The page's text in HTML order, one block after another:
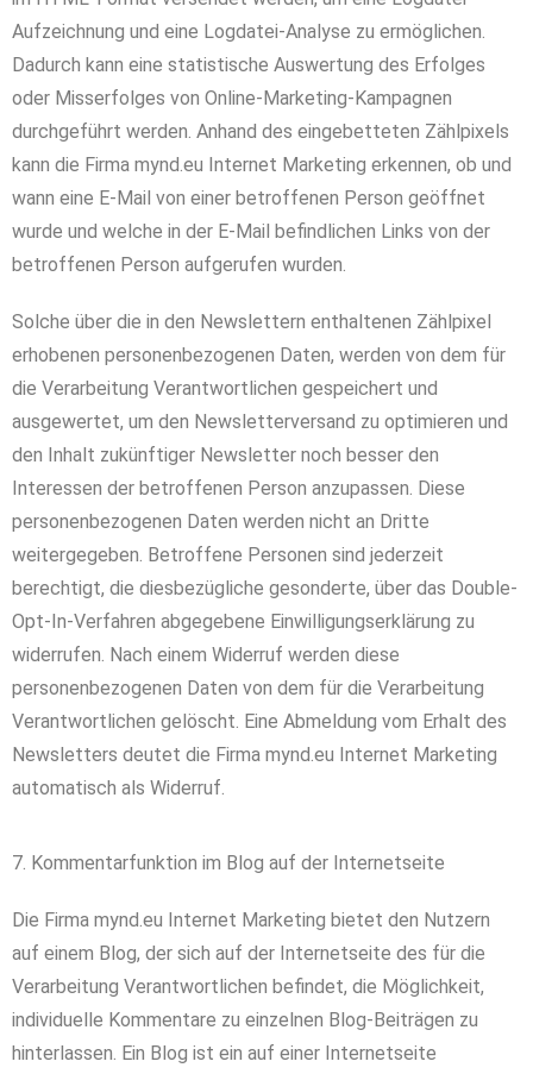
Aufzeichnung und eine Logdatei-Analyse zu ermöglichen.
Dadurch kann eine statistische Auswertung des Erfolges
oder Misserfolges von Online-Marketing-Kampagnen
durchgeführt werden. Anhand des eingebetteten Zählpixels
kann die Firma mynd.eu Internet Marketing erkennen, ob und
wann eine E-Mail von einer betroffenen Person geöffnet
wurde und welche in der E-Mail befindlichen Links von der
betroffenen Person aufgerufen wurden.
Solche über die in den Newslettern enthaltenen Zählpixel
erhobenen personenbezogenen Daten, werden von dem für
die Verarbeitung Verantwortlichen gespeichert und
ausgewertet, um den Newsletterversand zu optimieren und
den Inhalt zukünftiger Newsletter noch besser den
Interessen der betroffenen Person anzupassen. Diese
personenbezogenen Daten werden nicht an Dritte
weitergegeben. Betroffene Personen sind jederzeit
berechtigt, die diesbezügliche gesonderte, über das Double-
Opt-In-Verfahren abgegebene Einwilligungserklärung zu
widerrufen. Nach einem Widerruf werden diese
personenbezogenen Daten von dem für die Verarbeitung
Verantwortlichen gelöscht. Eine Abmeldung vom Erhalt des
Newsletters deutet die Firma mynd.eu Internet Marketing
automatisch als Widerruf.
7. Kommentarfunktion im Blog auf der Internetseite
Die Firma mynd.eu Internet Marketing bietet den Nutzern
auf einem Blog, der sich auf der Internetseite des für die
Verarbeitung Verantwortlichen befindet, die Möglichkeit,
individuelle Kommentare zu einzelnen Blog-Beiträgen zu
hinterlassen. Ein Blog ist ein auf einer Internetseite